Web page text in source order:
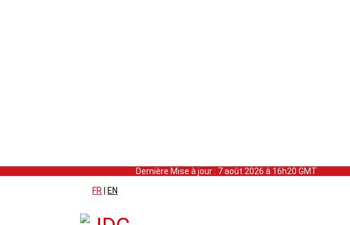
Dernière Mise à jour : 7 août 2026 à 16h20 GMT
FR
EN